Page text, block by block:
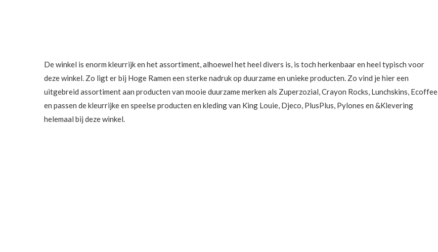
De winkel is enorm kleurrijk en het assortiment, alhoewel het heel divers is, is toch herkenbaar en heel typisch voor
deze winkel. Zo ligt er bij Hoge Ramen een sterke nadruk op duurzame en unieke producten. Zo vind je hier een
uitgebreid assortiment aan producten van mooie duurzame merken als Zuperzozial, Crayon Rocks, Lunchskins, Ecoffee
en passen de kleurrijke en speelse producten en kleding van King Louie, Djeco, PlusPlus, Pylones en &Klevering
helemaal bij deze winkel.